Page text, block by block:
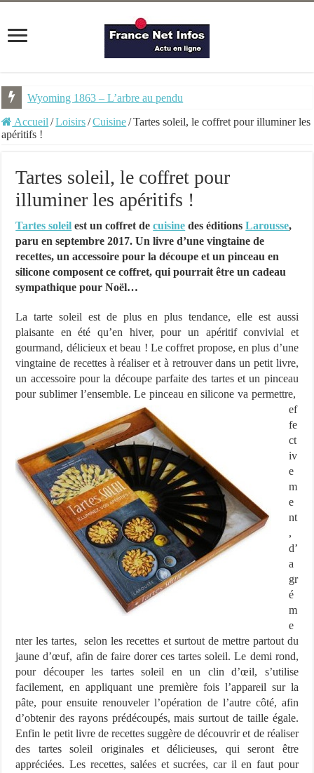
Wyoming 1863 – L’arbre au pendu
Accueil /Loisirs/Cuisine/Tartes soleil, le coffret pour illuminer les
apéritifs !
Tartes soleil, le coffret pour
illuminer les apéritifs !
Tartes soleil est un coffret decuisine des éditionsLarousse,
paru en septembre 2017. Un livre d’une vingtaine de
recettes, un accessoire pour la découpe et un pinceau en
silicone composent ce coffret, qui pourrait être un cadeau
sympathique pour Noël…
La tarte soleil est de plus en plus tendance, elle est aussi
plaisante en été qu’en hiver, pour un apéritif convivial et
gourmand, délicieux et beau ! Le coffret propose, en plus d’une
vingtaine de recettes à réaliser et à retrouver dans un petit livre,
un accessoire pour la découpe parfaite des tartes et un pinceau
pour sublimer l’ensemble. Le pinceau en silicone va permettre,
ef
fe
ct
iv
e
m
e
nt
,
d’
a
gr
é
m
e
nter les tartes, selon les recettes et surtout de mettre partout du
jaune d’œuf, afin de faire dorer ces tartes soleil. Le demi rond,
pour découper les tartes soleil en un clin d’œil, s’utilise
facilement, en appliquant une première fois l’appareil sur la
pâte, pour ensuite renouveler l’opération de l’autre côté, afin
d’obtenir des rayons prédécoupés, mais surtout de taille égale.
Enfin le petit livre de recettes suggère de découvrir et de réaliser
des tartes soleil originales et délicieuses, qui seront être
appréciées. Les recettes, salées et sucrées, car il en faut pour